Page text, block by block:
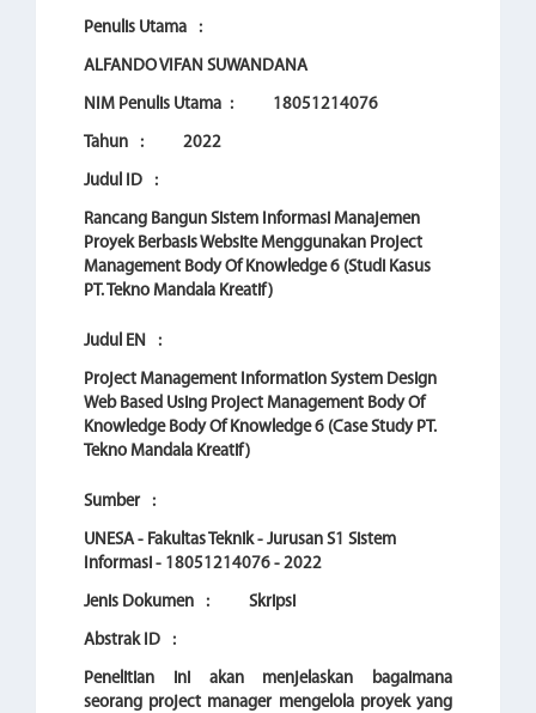
Penulis Utama :
ALFANDO VIFAN SUWANDANA
NIM Penulis Utama : 18051214076
Tahun : 2022
Judul ID :
Rancang Bangun Sistem Informasi Manajemen
Proyek Berbasis Website Menggunakan Project
Management Body Of Knowledge 6 (Studi Kasus
PT. Tekno Mandala Kreatif)
Judul EN :
Project Management Information System Design
Web Based Using Project Management Body Of
Knowledge Body Of Knowledge 6 (Case Study PT.
Tekno Mandala Kreatif)
Sumber :
UNESA - Fakultas Teknik - Jurusan S1 Sistem
Informasi - 18051214076 - 2022
Jenis Dokumen : Skripsi
Abstrak ID :
Penelitian ini akan menjelaskan bagaimana
seorang project manager mengelola proyek yang